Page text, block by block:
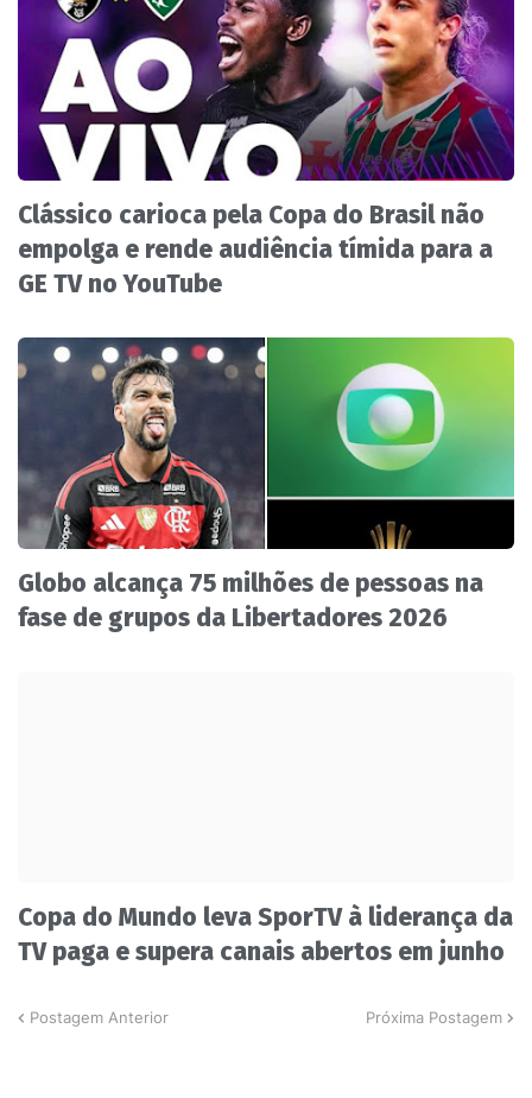
Clássico carioca pela Copa do Brasil não
empolga e rende audiência tímida para a
GE TV no YouTube
Globo alcança 75 milhões de pessoas na
fase de grupos da Libertadores 2026
Copa do Mundo leva SporTV à liderança da
TV paga e supera canais abertos em junho
Postagem Anterior Próxima Postagem